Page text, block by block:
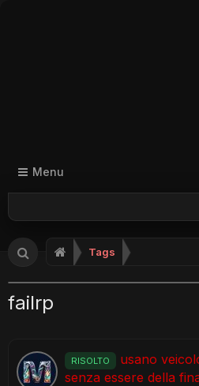
Menu
Tags
failrp
RISOLTO
usano
senza essere della